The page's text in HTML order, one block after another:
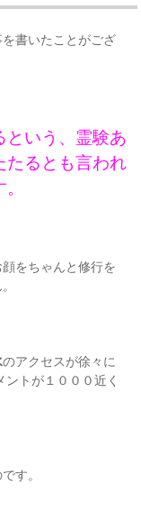
を書いたことがござ
という、霊験あ
たるとも言われ
をちゃんと修行を
のアクセスが徐々に
トが１０００近く
す。